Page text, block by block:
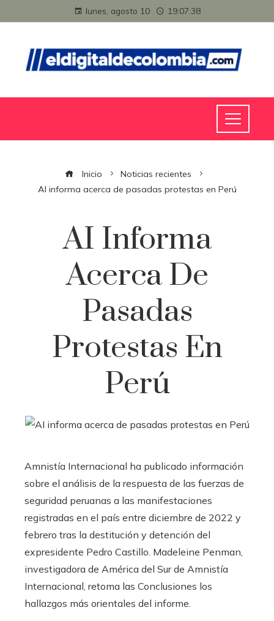
lunes, agosto 10 19:07:38
Inicio
Noticias recientes
AI informa acerca de pasadas protestas en Perú
AI Informa
Acerca De
Pasadas
Protestas En
Perú
Amnistía Internacional ha publicado información
sobre el análisis de la respuesta de las fuerzas de
seguridad peruanas a las manifestaciones
registradas en el país entre diciembre de 2022 y
febrero tras la destitución y detención del
expresidente Pedro Castillo. Madeleine Penman,
investigadora de América del Sur de Amnistía
Internacional, retoma las Conclusiones los
hallazgos más orientales del informe.